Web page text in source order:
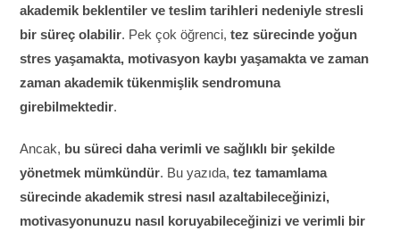
akademik beklentiler ve teslim tarihleri nedeniyle stresli
bir süreç olabilir. Pek çok öğrenci,tez sürecinde yoğun
stres yaşamakta, motivasyon kaybı yaşamakta ve zaman
zaman akademik tükenmişlik sendromuna
girebilmektedir.
Ancak, bu süreci daha verimli ve sağlıklı bir şekilde
yönetmek mümkündür. Bu yazıda,tez tamamlama
sürecinde akademik stresi nasıl azaltabileceğinizi,
motivasyonunuzu nasıl koruyabileceğinizi ve verimli bir